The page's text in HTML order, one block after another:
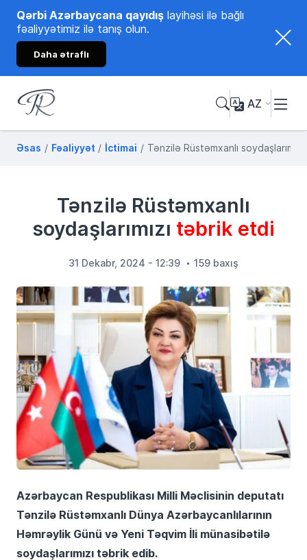
Qərbi Azərbaycana qayıdış layihəsi ilə bağlı
fəaliyyətimiz ilə tanış olun.
Daha ətraflı
Tənzilə Rüstəmxanlı
AZ
Əsas Fəaliyyət İctimai Tənzilə Rüstəmxanlı
Tənzilə Rüstəmxanlı
soydaşlarımızı təbrik etdi
31 Dekabr, 2024 - 12:39 159 baxış
Azərbaycan Respublikası Milli Məclisinin deputatı
Tənzilə Rüstəmxanlı Dünya Azərbaycanlılarının
Həmrəylik Günü və Yeni Təqvim İli münasibətilə
soydaşlarımızı təbrik edib.